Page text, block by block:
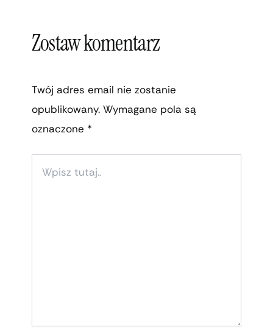
Zostaw komentarz
Twój adres email nie zostanie
opublikowany. Wymagane pola są
oznaczone *
TUTAJ..